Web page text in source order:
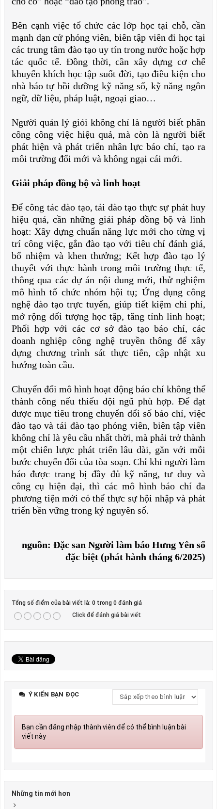
Bên cạnh việc tổ chức các lớp học tại chỗ, cần
mạnh dạn cử phóng viên, biên tập viên đi học tại
các trung tâm đào tạo uy tín trong nước hoặc hợp
tác quốc tế. Đồng thời, cần xây dựng cơ chế
khuyến khích học tập suốt đời, tạo điều kiện cho
nhà báo tự bồi dưỡng kỹ năng số, kỹ năng ngôn
ngữ, dữ liệu, pháp luật, ngoại giao…
Người quản lý giỏi không chỉ là người biết phân
công công việc hiệu quả, mà còn là người biết
phát hiện và phát triển nhân lực báo chí, tạo ra
môi trường đổi mới và không ngại cái mới.
Giải pháp đồng bộ và linh hoạt
Để công tác đào tạo, tái đào tạo thực sự phát huy
hiệu quả, cần những giải pháp đồng bộ và linh
hoạt: Xây dựng chuẩn năng lực mới cho từng vị
trí công việc, gắn đào tạo với tiêu chí đánh giá,
bổ nhiệm và khen thưởng; Kết hợp đào tạo lý
thuyết với thực hành trong môi trường thực tế,
thông qua các dự án nội dung mới, thử nghiệm
mô hình tổ chức nhóm hội tụ; Ứng dụng công
nghệ đào tạo trực tuyến, giúp tiết kiệm chi phí,
mở rộng đối tượng học tập, tăng tính linh hoạt;
Phối hợp với các cơ sở đào tạo báo chí, các
doanh nghiệp công nghệ truyền thông để xây
dựng chương trình sát thực tiễn, cập nhật xu
hướng toàn cầu.
Chuyển đổi mô hình hoạt động báo chí không thể
thành công nếu thiếu đội ngũ phù hợp. Để đạt
được mục tiêu trong chuyển đổi số báo chí, việc
đào tạo và tái đào tạo phóng viên, biên tập viên
không chỉ là yêu cầu nhất thời, mà phải trở thành
một chiến lược phát triển lâu dài, gắn với mỗi
bước chuyển đổi của tòa soạn. Chỉ khi người làm
báo được trang bị đầy đủ kỹ năng, tư duy và
công cụ hiện đại, thì các mô hình báo chí đa
phương tiện mới có thể thực sự hội nhập và phát
triển bền vững trong kỷ nguyên số.
nguồn: Đặc san Người làm báo Hưng Yên số
đặc biệt (phát hành tháng 6/2025)
Tổng số điểm của bài viết là: 0 trong 0 đánh giá
Click để đánh giá bài viết
Ý KIẾN BẠN ĐỌC
Bạn cần đăng nhập thành viên để có thể bình luận bài
viết này
Những tin mới hơn